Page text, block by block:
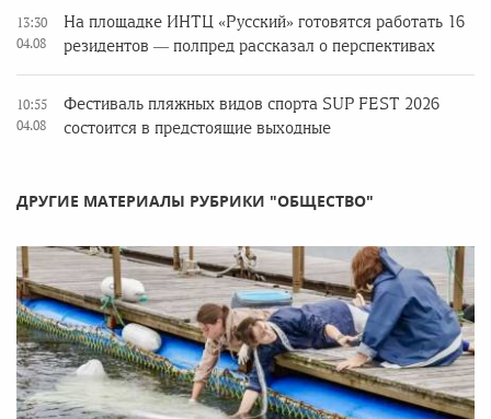
13:30
04.08
На площадке ИНТЦ «Русский» готовятся работать 16
резидентов — полпред рассказал о перспективах
10:55
04.08
Фестиваль пляжных видов спорта SUP FEST 2026
состоится в предстоящие выходные
ДРУГИЕ МАТЕРИАЛЫ РУБРИКИ "ОБЩЕСТВО"